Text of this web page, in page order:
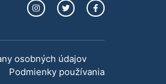
osobných údajov
Podmienky používania